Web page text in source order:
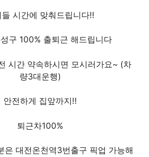
들 시간에 맞춰드립니다!!
구 100% 출퇴근 해드립니다
시간 약속하시면 모시러가요~ (차
량3대운행)
안전하게 집앞까지!!
퇴근차100%
은 대전온천역3번출구 픽업 가능해